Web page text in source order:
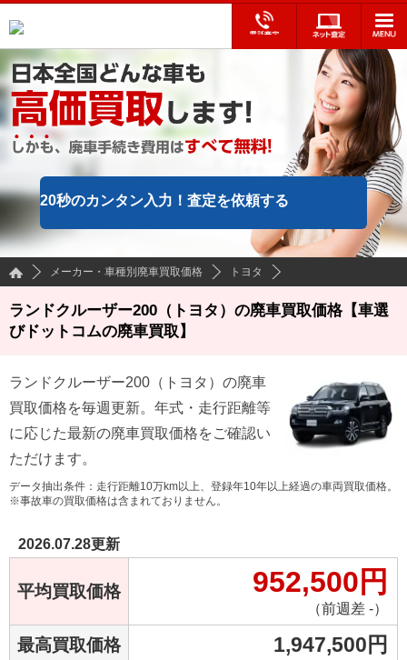
20秒のカンタン入力！ 査定を依頼する
メーカー・車種別廃車買取価格 トヨタ
ランドクルーザー200（トヨタ）の廃車買取価格【車選
びドットコムの廃車買取】
ランドクルーザー200 （ トヨタ ）の廃車
買取価格を毎週更新。年式・走行距離等
に応じた最新の廃車買取価格をご確認い
ただけます。
データ抽出条件：走行距離10万km以上、登録年10年以上経過の車両買取価格。
※事故車の買取価格は含まれておりません。
2026.07.28更新
平均買取価格 952,500 円
（前週差 -）
最高買取価格 1,947,500 円